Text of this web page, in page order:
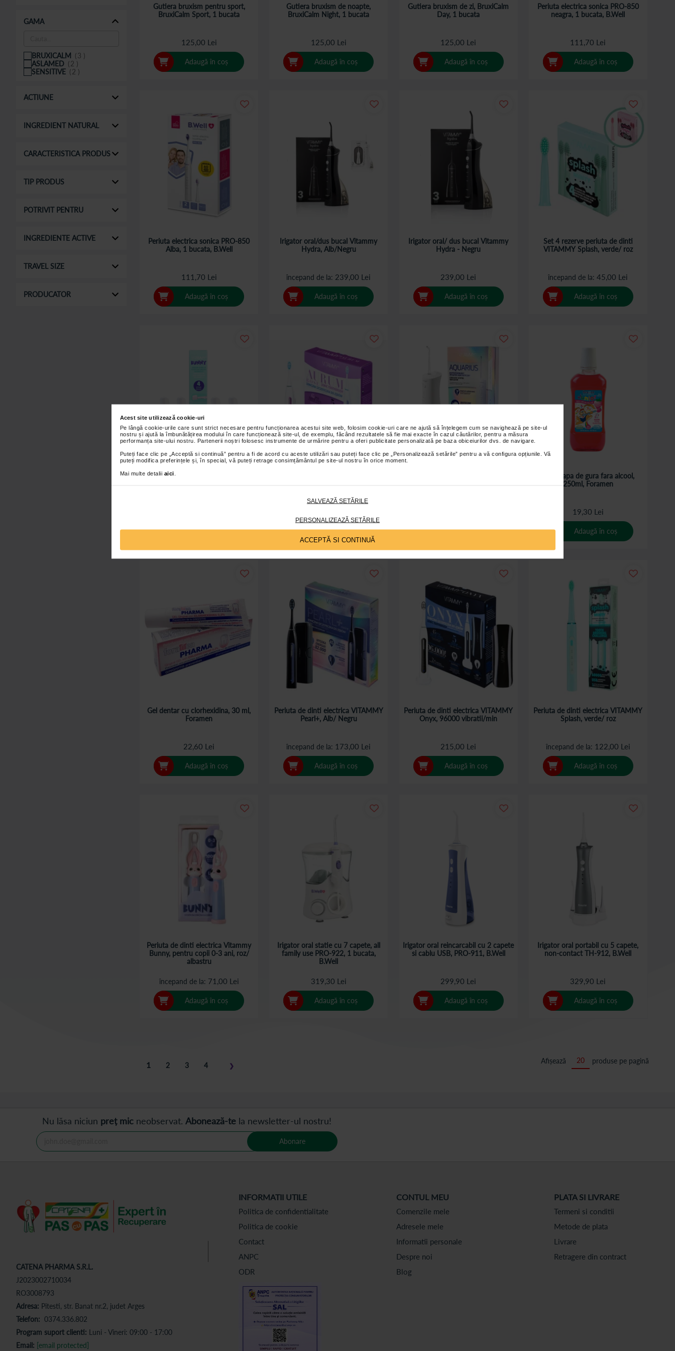
Acest site utilizează cookie-uri
Pe lângă cookie-urile care sunt strict necesare pentru funcționarea acestui site web, folosim cookie-uri care ne ajută să înțelegem cum se navighează pe site-ul
nostru și ajută la îmbunătățirea modului în care funcționează site-ul, de exemplu, făcând rezultatele să fie mai exacte în cazul căutărilor, pentru a măsura
performanța site-ului nostru. Partenerii noștri folosesc instrumente de urmărire pentru a oferi publicitate personalizată pe baza obiceiurilor dvs. de navigare.
Puteți face clic pe „Acceptă si continuă” pentru a fi de acord cu aceste utilizări sau puteți face clic pe „Personalizează setările” pentru a vă configura opțiunile. Vă
puteți modifica preferințele și, în special, vă puteți retrage consimțământul pe site-ul nostru în orice moment.
Mai multe detalii aici
SALVEAZĂ SETĂRILE
PERSONALIZEAZĂ SETĂRILE
ACCEPTĂ SI CONTINUĂ
Gutiera bruxism pentru sport,
BruxiCalm Sport, 1 bucata
125,00 Lei
Adaugă în coș
Gutiera bruxism de noapte,
BruxiCalm Night, 1 bucata
125,00 Lei
Adaugă în coș
Gutiera bruxism de zi, BruxiCalm
Day, 1 bucata
125,00 Lei
Adaugă în coș
Periuta electrica sonica PRO-850
neagra, 1 bucata, B.Well
111,70 Lei
Adaugă în coș
Periuta electrica sonica PRO-850
Alba, 1 bucata, B.Well
111,70 Lei
Adaugă în coș
Irigator oral/dus bucal Vitammy
Hydra, Alb/Negru
începand de la 239,00 Lei
Adaugă în coș
Irigator oral/ dus bucal Vitammy
Hydra - Negru
239,00 Lei
Adaugă în coș
Set 4 rezerve periuta de dinti
VITAMMY Splash, verde/ roz
începand de la 45,00 Lei
Adaugă în coș
Set 4 rezerve periuta de dinti
Adaugă în coș Adaugă în coș Adaugă în coș
Junior apa de gura fara alcool,
250ml, Foramen
19,30 Lei
Adaugă în coș
Gel dentar cu clorhexidina, 30 ml,
Foramen
22,60 Lei
Adaugă în coș
Periuta de dinti electrica VITAMMY
Pearl+, Alb/ Negru
începand de la 173,00 Lei
Adaugă în coș
Periuta de dinti electrica VITAMMY
Onyx, 96000 vibratii/min
215,00 Lei
Adaugă în coș
Periuta de dinti electrica VITAMMY
Splash, verde/ roz
începand de la 122,00 Lei
Adaugă în coș
Periuta de dinti electrica Vitammy
Bunny, pentru copii 0-3 ani, roz/
albastru
începand de la 71,00 Lei
Adaugă în coș
Irigator oral statie cu 7 capete, all
family use PRO-922, 1 bucata,
B.Well
319,30 Lei
Adaugă în coș
Irigator oral reincarcabil cu 2 capete
si cablu USB, PRO-911, B.Well
299,90 Lei
Adaugă în coș
Irigator oral portabil cu 5 capete,
non-contact TH-912, B.Well
329,90 Lei
Adaugă în coș
Pagina
în acest moment cititi pagina
1 Pagina
2 Pagina
3 Pagina
4 ❯
Afișează produse pe pagină
GAMA
BRUXICALM
3
ASLAMED
2
SENSITIVE
2
ACTIUNE
INGREDIENT NATURAL
CARACTERISTICA PRODUS
TIP PRODUS
POTRIVIT PENTRU
INGREDIENTE ACTIVE
TRAVEL SIZE
PRODUCATOR
Nu lăsa niciun preț mic neobservat. Abonează-te la newsletter-ul nostru!
Abonare
CATENA PHARMA S.R.L.
J2023002710034
RO3008793
Adresa: Pitesti, str. Banat nr.2, judet Arges
Telefon: 0374.336.802
Program suport clienti: Luni - Vineri: 09:00 - 17:00
Email: [email protected]
INFORMATII UTILE
Politica de confidentialitate
Politica de cookie
Contact
ANPC
ODR
CONTUL MEU
Comenzile mele
Adresele mele
Informatii personale
Despre noi
Blog
PLATA SI LIVRARE
Termeni si conditii
Metode de plata
Livrare
Retragere din contract